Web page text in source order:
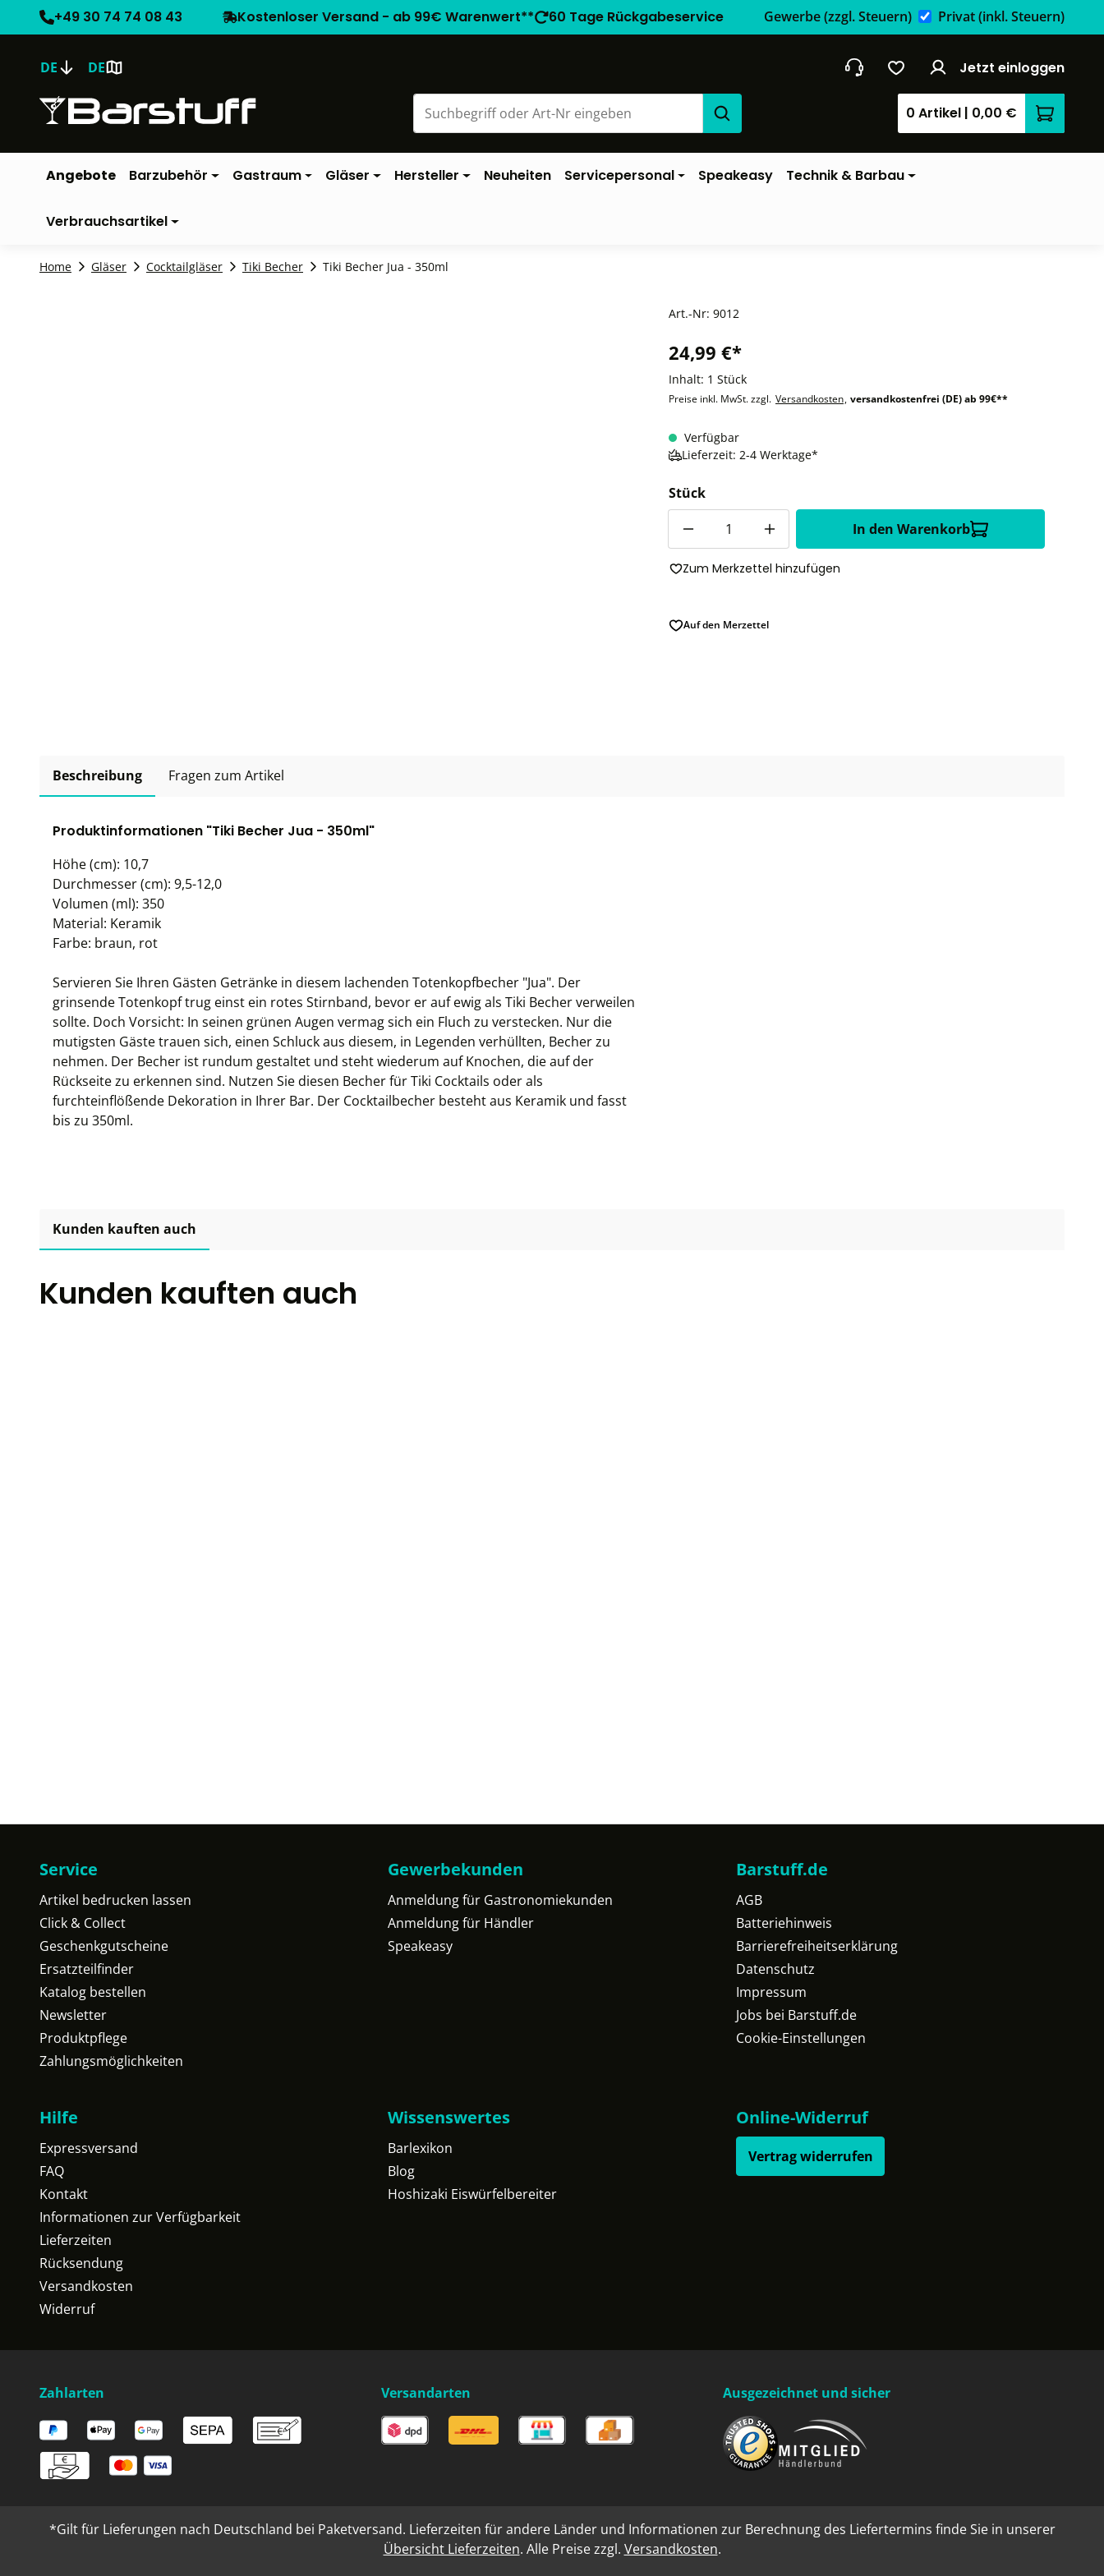
+49 30 74 74 08 43 Kostenloser Versand - ab 99€ Warenwert** 60 Tage Rückgabeservice Gewerbe(zzgl. Steuern) Privat(inkl. Steuern)
DE DE Jetzt einloggen
0 Artikel | 0,00 €
Angebote Barzubehör Gastraum Gläser Hersteller Neuheiten Servicepersonal Speakeasy Technik & Barbau
Verbrauchsartikel
Home Gläser Cocktailgläser Tiki Becher Tiki Becher Jua - 350ml
Art.-Nr: 9012
24,99 €*
Inhalt: 1 Stück
Preise inkl. MwSt. zzgl. Versandkosten, versandkostenfrei (DE) ab 99€**
Verfügbar
Lieferzeit: 2-4 Werktage*
Stück
In den Warenkorb
Zum Merkzettel hinzufügen
Auf den Merzettel
Beschreibung Fragen zum Artikel
Produktinformationen "Tiki Becher Jua - 350ml"
Höhe (cm): 10,7
Durchmesser (cm): 9,5-12,0
Volumen (ml): 350
Material: Keramik
Farbe: braun, rot
Servieren Sie Ihren Gästen Getränke in diesem lachenden Totenkopfbecher "Jua". Der
grinsende Totenkopf trug einst ein rotes Stirnband, bevor er auf ewig als Tiki Becher verweilen
sollte. Doch Vorsicht: In seinen grünen Augen vermag sich ein Fluch zu verstecken. Nur die
mutigsten Gäste trauen sich, einen Schluck aus diesem, in Legenden verhüllten, Becher zu
nehmen. Der Becher ist rundum gestaltet und steht wiederum auf Knochen, die auf der
Rückseite zu erkennen sind. Nutzen Sie diesen Becher für Tiki Cocktails oder als
furchteinflößende Dekoration in Ihrer Bar. Der Cocktailbecher besteht aus Keramik und fasst
bis zu 350ml.
Kunden kauften auch
Kunden kauften auch
Service
Artikel bedrucken lassen
Click & Collect
Geschenkgutscheine
Ersatzteilfinder
Katalog bestellen
Newsletter
Produktpflege
Zahlungsmöglichkeiten
Gewerbekunden
Anmeldung für Gastronomiekunden
Anmeldung für Händler
Speakeasy
Barstuff.de
AGB
Batteriehinweis
Barrierefreiheitserklärung
Datenschutz
Impressum
Jobs bei Barstuff.de
Cookie-Einstellungen
Hilfe
Expressversand
FAQ
Kontakt
Informationen zur Verfügbarkeit
Lieferzeiten
Rücksendung
Versandkosten
Widerruf
Wissenswertes
Barlexikon
Blog
Hoshizaki Eiswürfelbereiter
Online-Widerruf
Vertrag widerrufen
Zahlarten Versandarten Ausgezeichnet und sicher
*Gilt für Lieferungen nach Deutschland bei Paketversand. Lieferzeiten für andere Länder und Informationen zur Berechnung des Liefertermins finde Sie in unserer
Übersicht Lieferzeiten. Alle Preise zzgl. Versandkosten.